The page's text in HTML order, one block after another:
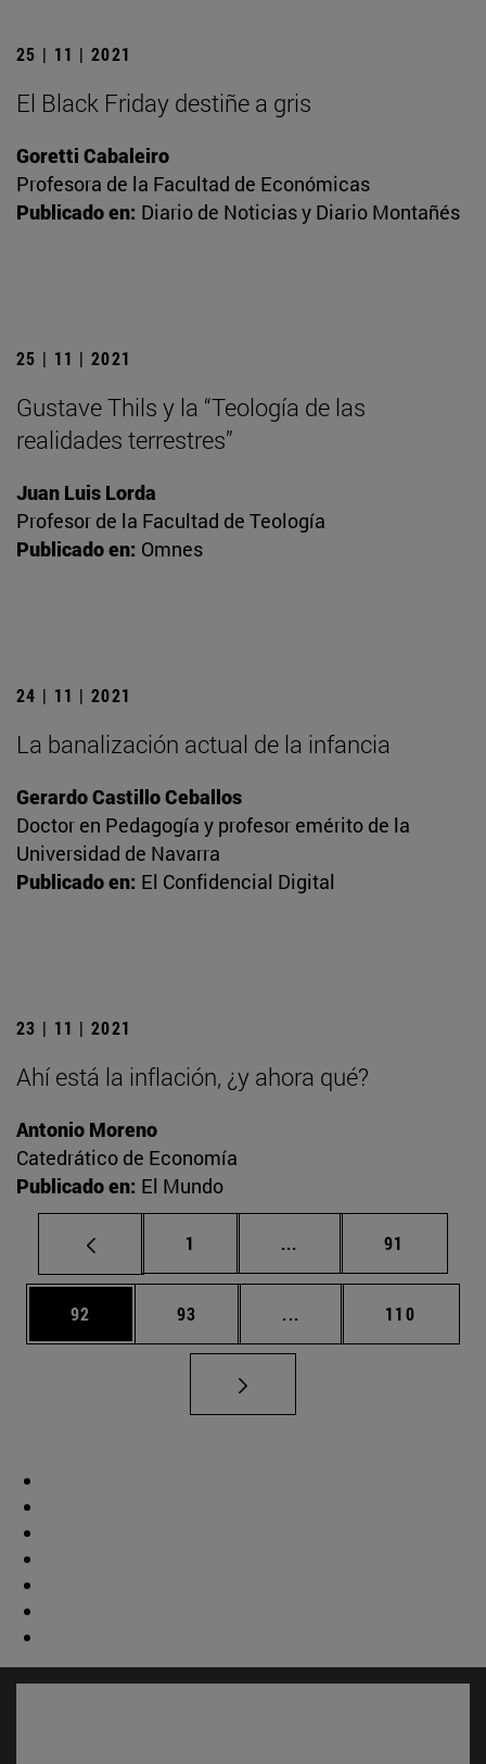
25 | 11 | 2021
El Black Friday destiñe a gris
Goretti Cabaleiro
Profesora de la Facultad de Económicas
Publicado en: Diario de Noticias y Diario Montañés
25 | 11 | 2021
Gustave Thils y la “Teología de las
realidades terrestres”
Juan Luis Lorda
Profesor de la Facultad de Teología
Publicado en: Omnes
24 | 11 | 2021
La banalización actual de la infancia
Gerardo Castillo Ceballos
Doctor en Pedagogía y profesor emérito de la
Universidad de Navarra
Publicado en: El Confidencial Digital
23 | 11 | 2021
Ahí está la inflación, ¿y ahora qué?
Antonio Moreno
Catedrático de Economía
Publicado en: El Mundo
Página
1 ... Páginas intermedias
Página
91
Página
92 Página
93 ... Páginas intermedias
Página
110